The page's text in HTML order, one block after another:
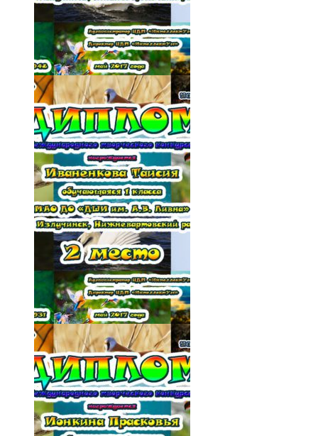
019-Nr3bl5Juhfc
020-vdBVO1-vxCs